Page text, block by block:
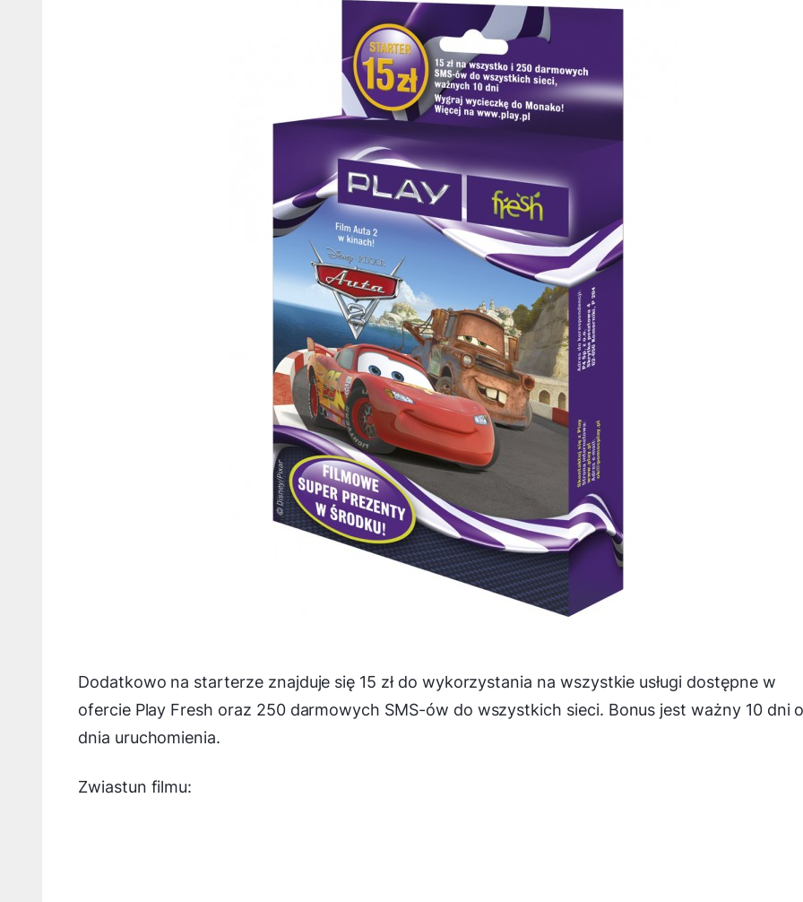
Dodatkowo na starterze znajduje się 15 zł do wykorzystania na wszystkie usługi dostępne w
ofercie Play Fresh oraz 250 darmowych SMS-ów do wszystkich sieci. Bonus jest ważny 10 dni
dnia uruchomienia.
Zwiastun filmu: